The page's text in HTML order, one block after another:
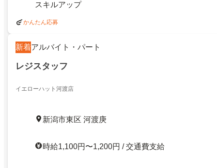
スキルアップ
かんたん応募
新着アルバイト・パート
レジスタッフ
イエローハット河渡店
新潟市東区 河渡庚
時給1,100円〜1,200円 / 交通費支給